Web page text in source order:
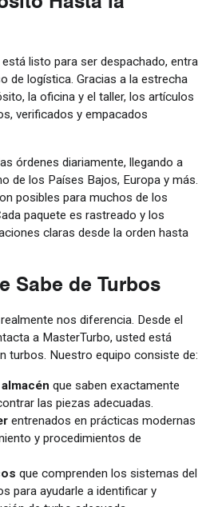
listo para ser despachado, entra
de logística. Gracias a la estrecha
la oficina y el taller, los artículos
verificados y empacados
órdenes diariamente, llegando a
de los Países Bajos, Europa y más.
posibles para muchos de los
paquete es rastreado y los
claras desde la orden hasta
Sabe de Turbos
nos diferencia. Desde el
a MasterTurbo, usted está
turbos. Nuestro equipo consiste de:
que saben exactamente
las piezas adecuadas.
entrenados en prácticas modernas
y procedimientos de
que comprenden los sistemas del
para ayudarle a identificar y